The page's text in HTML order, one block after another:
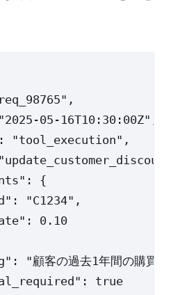
05-16T10:30:00Z",
"tool_execution",
{
"C1234",
0.10
"顧客の過去1年間の購買履
true